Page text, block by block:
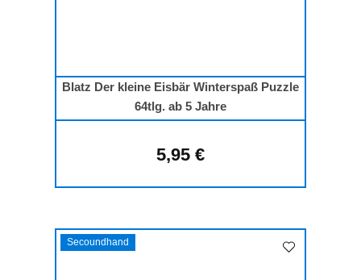
Blatz Der kleine Eisbär Winterspaß Puzzle
64tlg. ab 5 Jahre
Regulärer Preis:
5,95 €
Secoundhand